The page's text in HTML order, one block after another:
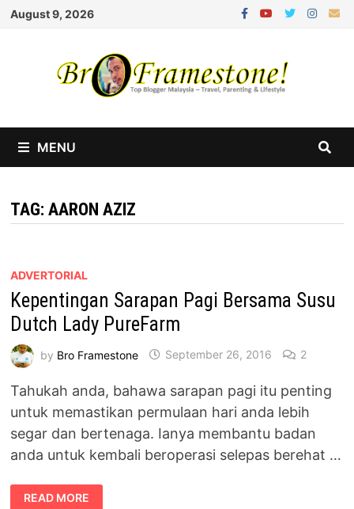
Skip
August 9, 2026
MENU
TAG:AARON AZIZ
ADVERTORIAL
Kepentingan Sarapan Pagi Bersama Susu
Dutch Lady PureFarm
by Bro Framestone September 26, 2016 2
Tahukah anda, bahawa sarapan pagi itu penting
untuk memastikan permulaan hari anda lebih
segar dan bertenaga. Ianya membantu badan
anda untuk kembali beroperasi selepas berehat …
KEPENTINGAN
SARAPAN
READ MORE